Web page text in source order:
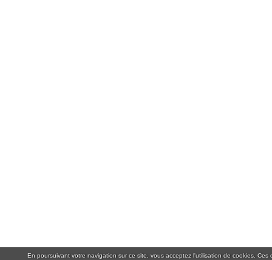
En poursuivant votre navigation sur ce site, vous acceptez l'utilisation de cookies.